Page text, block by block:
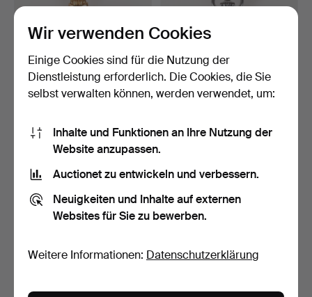
TASCHENUHR, sog.
Damen-Taschenuhr, 14 K
Go…
1 Gebot
475 USD
TASCHENUHR, Nilax,
161 USD
Wir verwenden Cookies
Einige Cookies sind für die Nutzung der
Dienstleistung erforderlich. Die Cookies, die Sie
selbst verwalten können, werden verwendet, um:
Inhalte und Funktionen an Ihre Nutzung der
Website anzupassen.
Auctionet zu entwickeln und verbessern.
Neuigkeiten und Inhalte auf externen
Websites für Sie zu bewerben.
Weitere Informationen: Datenschutzerklärung